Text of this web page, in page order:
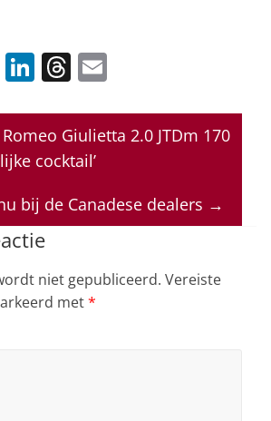
X Li
k
e
n
T
re
a
s
ai
l
Giulietta 2.0 JTDm 170
cocktail’
bij de Canadese dealers →
niet gepubliceerd. Vereiste
met*